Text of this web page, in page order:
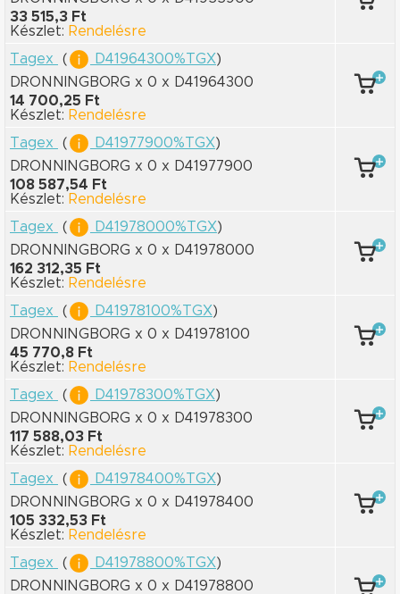
33 515,3 Ft
Készlet: Rendelésre
Tagex
( D41964300%TGX)
DRONNINGBORG x 0 x D41964300
14 700,25 Ft
Készlet: Rendelésre
Tagex
( D41977900%TGX)
DRONNINGBORG x 0 x D41977900
108 587,54 Ft
Készlet: Rendelésre
Tagex
( D41978000%TGX)
DRONNINGBORG x 0 x D41978000
162 312,35 Ft
Készlet: Rendelésre
Tagex
( D41978100%TGX)
DRONNINGBORG x 0 x D41978100
45 770,8 Ft
Készlet: Rendelésre
Tagex
( D41978300%TGX)
DRONNINGBORG x 0 x D41978300
117 588,03 Ft
Készlet: Rendelésre
Tagex
( D41978400%TGX)
DRONNINGBORG x 0 x D41978400
105 332,53 Ft
Készlet: Rendelésre
Tagex
( D41978800%TGX)
DRONNINGBORG x 0 x D41978800